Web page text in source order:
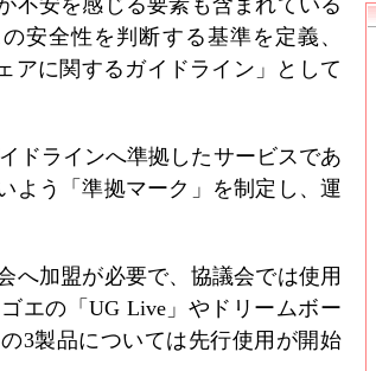
不安を感じる要素も含まれている
安全性を判断する基準を定義、
アに関するガイドライン」として
ドラインへ準拠したサービスであ
よう「準拠マーク」を制定し、運
へ加盟が必要で、協議会では使用
エの「UG Live」やドリームボー
の3製品については先行使用が開始